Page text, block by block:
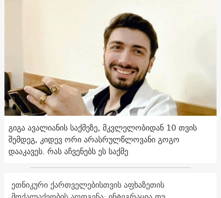
გიგა ავალიანის საქმეზე, მკვლელობიდან 10 თვის
შემდეგ, კიდევ ორი არასრულწლოვანი გოგო
დააკავეს. რას აჩვენებს ეს საქმე
ეთნიკური ქართველებისთვის აფხაზეთის